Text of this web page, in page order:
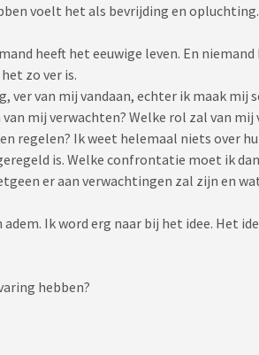
voelt het als bevrijding en opluchting.
heeft het eeuwige leven. En
zo ver is.
ver van mij vandaan, echter ik maak
mij verwachten? Welke rol zal van mij
regelen? Ik weet helemaal niets over
is. Welke confrontatie moet ik
er aan verwachtingen zal zijn en
Ik word erg naar bij het idee. Het
hebben?